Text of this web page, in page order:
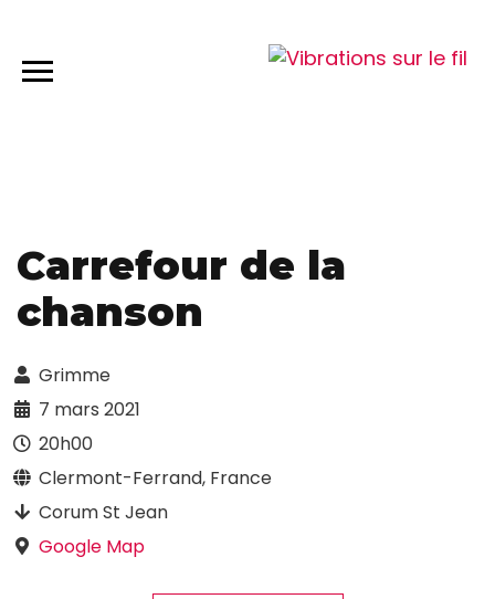
Carrefour de la
chanson
Grimme
7 mars 2021
20h00
Clermont-Ferrand, France
Corum St Jean
Google Map